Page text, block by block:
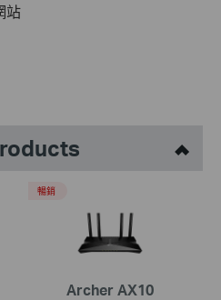
站
Archer AX10
暢銷